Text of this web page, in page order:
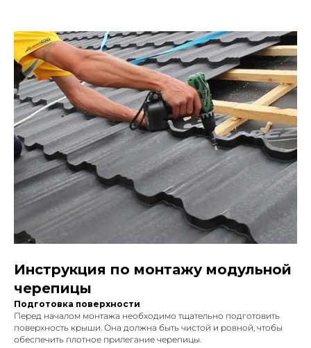
Инструкция по монтажу модульной
черепицы
Подготовка поверхности
Перед началом монтажа необходимо тщательно подготовить
поверхность крыши. Она должна быть чистой и ровной, чтобы
обеспечить плотное прилегание черепицы.